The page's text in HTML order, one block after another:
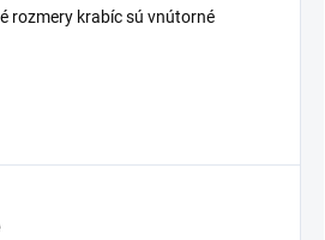
rozmery krabíc sú vnútorné